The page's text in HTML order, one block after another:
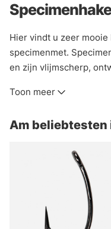
Hier vindt u zeer
specimenmet.
en zijn vlijmscherp,
Toon meer
Am beliebtesten